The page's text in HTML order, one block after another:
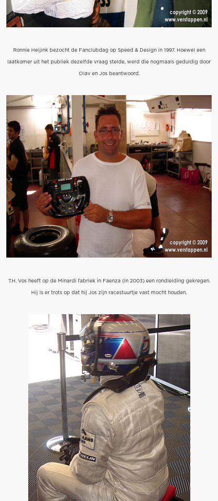
Ronnie Heijink bezocht de Fanclubdag op Speed & Design in 1997. Hoewel een
laatkomer uit het publiek dezelfde vraag stelde, werd die nogmaals geduldig door
Olav en Jos beantwoord.
T.H. Vos heeft op de Minardi fabriek in Faenza (in 2003) een rondleiding gekregen.
Hij is er trots op dat hij Jos zijn racestuurtje vast mocht houden.